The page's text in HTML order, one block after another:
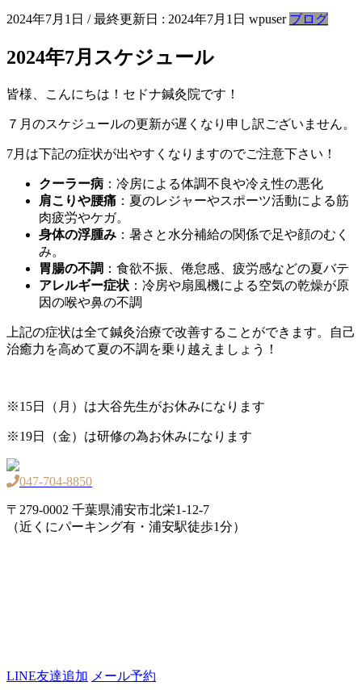
2024年7月1日 / 最終更新日 : 2024年7月1日 wpuser ブログ
2024年7月スケジュール
皆様、こんにちは！セドナ鍼灸院です！
７月のスケジュールの更新が遅くなり申し訳ございません。
7月は下記の症状が出やすくなりますのでご注意下さい！
クーラー病 ：冷房による体調不良や冷え性の悪化
肩こりや腰痛 ：夏のレジャーやスポーツ活動による筋
肉疲労やケガ。
身体の浮腫み ：暑さと水分補給の関係で足や顔のむく
み。
胃腸の不調 ：食欲不振、倦怠感、疲労感などの夏バテ
アレルギー症状 ：冷房や扇風機による空気の乾燥が原
因の喉や鼻の不調
上記の症状は全て鍼灸治療で改善することができます。自己
治癒力を高めて夏の不調を乗り越えましょう！
※15日（ 月 ）は大谷先生がお休みになります
※19日（金）は研修の為お休みになります
047-704-8850
〒279-0002 千葉県浦安市北栄1-12-7
（近くにパーキング有・浦安駅徒歩1分）
LINE友達追加 メール予約